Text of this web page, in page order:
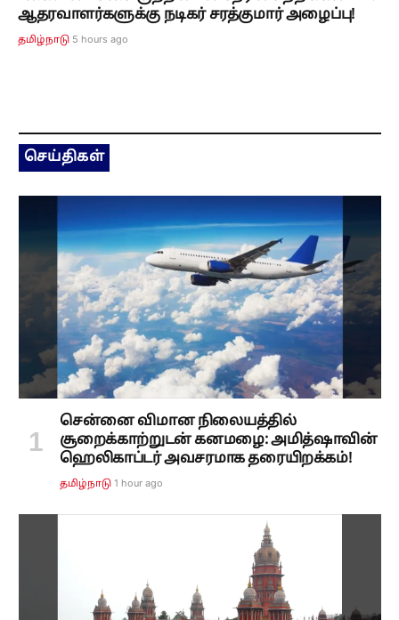
ஆதரவாளர்களுக்கு நடிகர் சரத்குமார் அழைப்பு!
தமிழ்நாடு 5 hours ago
செய்திகள்
சென்னை விமான நிலையத்தில்
சூறைக்காற்றுடன் கனமழை: அமித்ஷாவின்
ஹெலிகாப்டர் அவசரமாக தரையிறக்கம்!
தமிழ்நாடு 1 hour ago